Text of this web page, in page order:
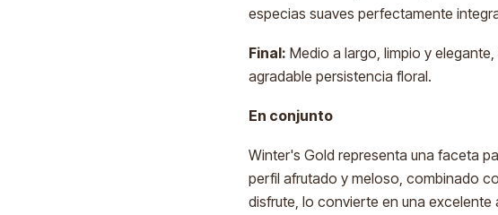
especias suaves perfectamente
Final: Medio a largo, limpio y
agradable persistencia floral.
En conjunto
Winter's Gold representa una faceta
perfil afrutado y meloso, combinado
disfrute, lo convierte en una